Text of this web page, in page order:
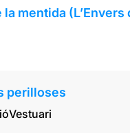
mentida (L’Envers
perilloses
Vestuari